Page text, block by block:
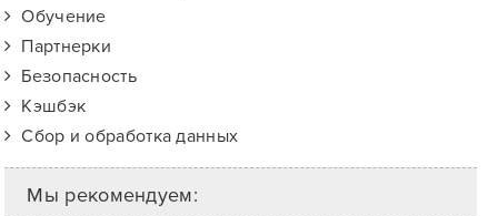
Обучение
Партнерки
Безопасность
Кэшбэк
Сбор и обработка данных
Мы рекомендуем: